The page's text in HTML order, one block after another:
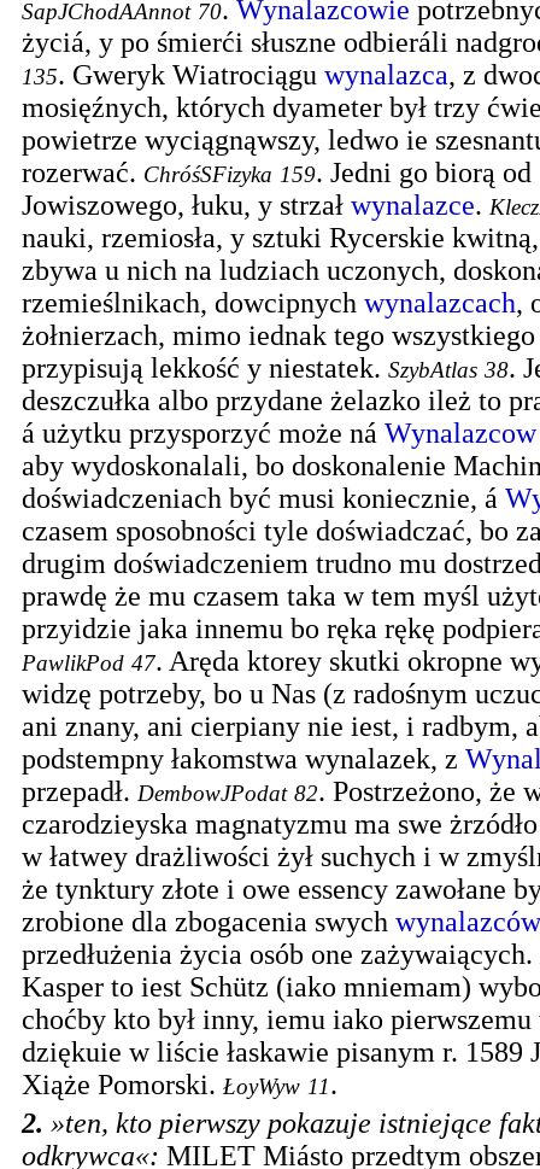
SapJChodAAnnot 70. Wynalazcowie
życiá, y po śmierći słuszne odbieráli
135. Gweryk Wiatrociągu wynalazca, z
mosięźnych, których dyameter był trzy
powietrze wyciągnąwszy, ledwo ie
rozerwać. ChróśSFizyka 159. Jedni go biorą od
Jowiszowego, łuku, y strzał wynalazce.
nauki, rzemiosła, y sztuki Rycerskie
zbywa u nich na ludziach uczonych,
rzemieślnikach, dowcipnych wynalazcach,
żołnierzach, mimo iednak tego
przypisują lekkość y niestatek. SzybAtlas 38.
deszczułka albo przydane żelazko ileż to
á użytku przysporzyć może ná Wynalazcow
aby wydoskonalali, bo doskonalenie
doświadczeniach być musi koniecznie, á
czasem sposobności tyle doświadczać, bo
drugim doświadczeniem trudno mu
prawdę że mu czasem taka w tem myśl
przyidzie jaka innemu bo ręka rękę
PawlikPod 47. Aręda ktorey skutki okropne
widzę potrzeby, bo u Nas (z radośnym
ani znany, ani cierpiany nie iest, i radbym,
podstempny łakomstwa wynalazek, z
przepadł. DembowJPodat 82. Postrzeżono, że
czarodzieyska magnatyzmu ma swe
w łatwey drażliwości żył suchych i w
że tynktury złote i owe essency zawołane
zrobione dla zbogacenia swych wynalazców
przedłużenia życia osób one zażywaiących.
Kasper to iest Schütz (iako mniemam)
choćby kto był inny, iemu iako pierwszemu
dziękuie w liście łaskawie pisanym r. 1589
Xiąże Pomorski. ŁoyWyw 11.
2. »ten, kto pierwszy pokazuje istniejące
odkrywca«: MILET Miásto przedtym